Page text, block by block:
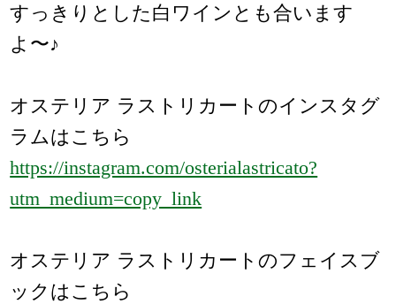
すっきりとした白ワインとも合います
よ〜♪
オステリア ラストリカートのインスタグ
ラムはこちら
https://instagram.com/osterialastricato?
utm_medium=copy_link
オステリア ラストリカートのフェイスブ
ックはこちら